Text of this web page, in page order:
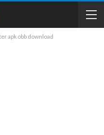
apk obb download